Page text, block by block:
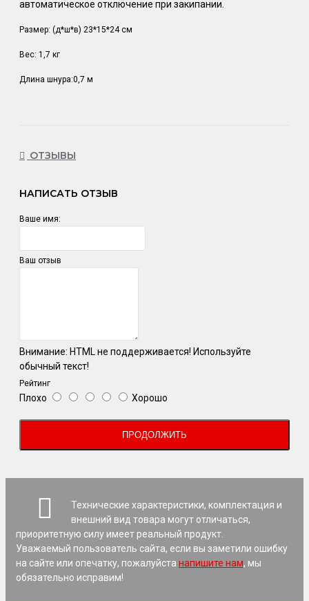
автоматическое отключение при закипании.
Размер: (д*ш*в) 23*15*24 см
Вес: 1,7 кг
Длина шнура:0,7 м
ОТЗЫВЫ
НАПИСАТЬ ОТЗЫВ
Ваше имя:
Ваш отзыв
Внимание: HTML не поддерживается! Используйте
обычный текст!
Рейтинг
Плохо Хорошо
ПРОДОЛЖИТЬ
Технические характеристики, комплектация и
внешний вид товара могут отличаться,
приоритетную силу имеет реальный продукт.
Уважаемый пользователь сайта, если вы заметили ошибку
на сайте или опечатку, пожалуйста напишите нам, мы
обязательно исправим!